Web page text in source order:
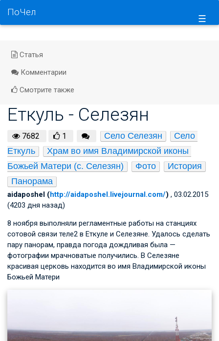
☰
ПоЧел
Статья
Комментарии
Смотрите также
Еткуль - Селезян
7682 1 Село Селезян
Село
Еткуль
Храм во имя Владимирской иконы
Божьей Матери (с. Селезян)
Фото
История
Панорама
aidaposhel (http://aidaposhel.livejournal.com/) , 03.02.2015
(4203 дня назад)
8 ноября выполняли регламентные работы на станциях
сотовой связи теле2 в Еткуле и Селезяне. Удалось сделать
пару панорам, правда погода дождливая была —
фотографии мрачноватые получились. В Селезяне
красивая церковь находится во имя Владимирской иконы
Божьей Матери